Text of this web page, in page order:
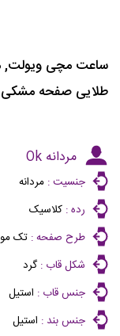
ساعت مچی ویولت,
طلایی صفحه مشکی
مردانه Ok
جنسیت : مردانه
رده : کلاسیک
طرح صفحه : تک
شکل قاب :گرد
جنس قاب : استیل
جنس بند : استیل